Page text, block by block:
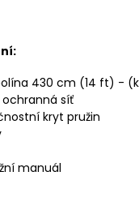
430 cm (14 ft) -
síť
kryt pružin
manuál